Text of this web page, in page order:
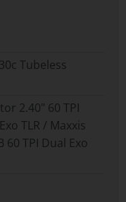
Tubeless
2.40" 60 TPI
TLR / Maxxis
60 TPI Dual Exo